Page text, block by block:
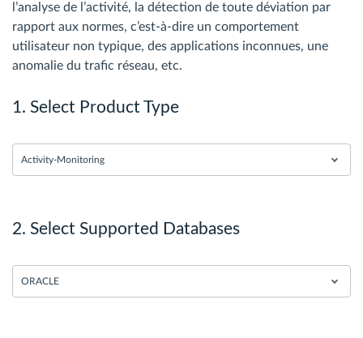
l’analyse de l’activité, la détection de toute déviation par
rapport aux normes, c’est-à-dire un comportement
utilisateur non typique, des applications inconnues, une
anomalie du trafic réseau, etc.
1. Select Product Type
Activity-Monitoring
2. Select Supported Databases
ORACLE